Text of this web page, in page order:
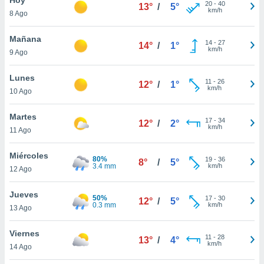
en
más
nuestra
de
cookies
aceptar
8 Ago
13° / 5° 20- 40
km/h
Mañana
9 Ago
14° / 1° 14- 27
km/h
Lunes
10 Ago
12° / 1° 11 - 26
km/h
Martes
11 Ago
12° / 2° 17- 34
km/h
Miércoles
12 Ago
80%
3.4 mm
8° / 5° 19- 36
km/h
Jueves
13 Ago
50%
0.3 mm
12° / 5° 17- 30
km/h
Viernes
14 Ago
13° / 4° 11 - 28
km/h